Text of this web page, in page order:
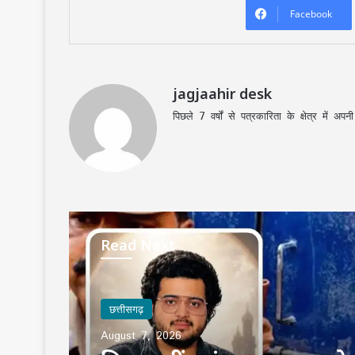
Facebook
jagjaahir desk
पिछले 7 वर्षों से पत्रकारिता के क्षेत्र में
Read Next
छत्तीसगढ़
August 7, 2026